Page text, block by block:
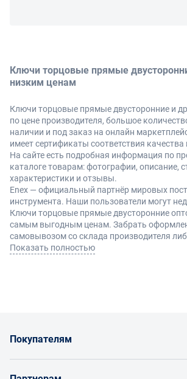
Ключи торцовые прямые
низким ценам
Ключи торцовые прямые двусторонние и
по цене производителя, большое
наличии и под заказ на онлайн
имеет сертификаты соответствия качества
На сайте есть подробная информация по
каталоге товарам: фотографии, описание,
характеристики и отзывы.
Enex — официальный партнёр мировых
инструмента. Наши пользователи могут
Ключи торцовые прямые двусторонние
самым выгодным ценам. Забрать
самовывозом со склада производителя
доставку по Москве и другие регионы
Показать полностью
Покупателям